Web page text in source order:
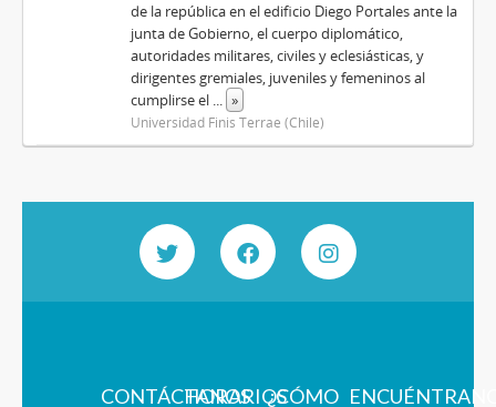
de la república en el edificio Diego Portales ante la
junta de Gobierno, el cuerpo diplomático,
autoridades militares, civiles y eclesiásticas, y
dirigentes gremiales, juveniles y femeninos al
cumplirse el ... »
Universidad Finis Terrae (Chile)
CONTÁCTANOS
HORARIOS¿CÓMO